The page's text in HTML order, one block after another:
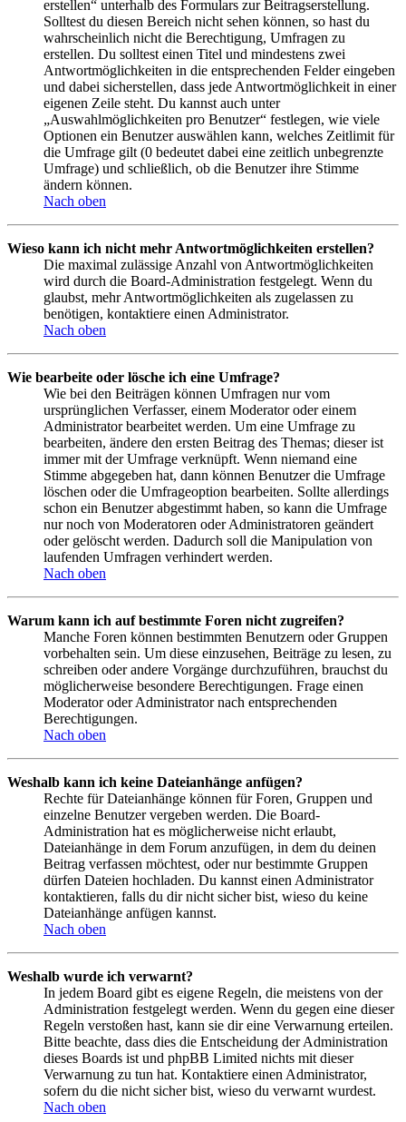
erstellen“ unterhalb des Formulars zur Beitragserstellung.
Solltest du diesen Bereich nicht sehen können, so hast du
wahrscheinlich nicht die Berechtigung, Umfragen zu
erstellen. Du solltest einen Titel und mindestens zwei
Antwortmöglichkeiten in die entsprechenden Felder eingeben
und dabei sicherstellen, dass jede Antwortmöglichkeit in einer
eigenen Zeile steht. Du kannst auch unter
„Auswahlmöglichkeiten pro Benutzer“ festlegen, wie viele
Optionen ein Benutzer auswählen kann, welches Zeitlimit für
die Umfrage gilt (0 bedeutet dabei eine zeitlich unbegrenzte
Umfrage) und schließlich, ob die Benutzer ihre Stimme
ändern können.
Nach oben
Wieso kann ich nicht mehr Antwortmöglichkeiten erstellen?
Die maximal zulässige Anzahl von Antwortmöglichkeiten
wird durch die Board-Administration festgelegt. Wenn du
glaubst, mehr Antwortmöglichkeiten als zugelassen zu
benötigen, kontaktiere einen Administrator.
Nach oben
Wie bearbeite oder lösche ich eine Umfrage?
Wie bei den Beiträgen können Umfragen nur vom
ursprünglichen Verfasser, einem Moderator oder einem
Administrator bearbeitet werden. Um eine Umfrage zu
bearbeiten, ändere den ersten Beitrag des Themas; dieser ist
immer mit der Umfrage verknüpft. Wenn niemand eine
Stimme abgegeben hat, dann können Benutzer die Umfrage
löschen oder die Umfrageoption bearbeiten. Sollte allerdings
schon ein Benutzer abgestimmt haben, so kann die Umfrage
nur noch von Moderatoren oder Administratoren geändert
oder gelöscht werden. Dadurch soll die Manipulation von
laufenden Umfragen verhindert werden.
Nach oben
Warum kann ich auf bestimmte Foren nicht zugreifen?
Manche Foren können bestimmten Benutzern oder Gruppen
vorbehalten sein. Um diese einzusehen, Beiträge zu lesen, zu
schreiben oder andere Vorgänge durchzuführen, brauchst du
möglicherweise besondere Berechtigungen. Frage einen
Moderator oder Administrator nach entsprechenden
Berechtigungen.
Nach oben
Weshalb kann ich keine Dateianhänge anfügen?
Rechte für Dateianhänge können für Foren, Gruppen und
einzelne Benutzer vergeben werden. Die Board-
Administration hat es möglicherweise nicht erlaubt,
Dateianhänge in dem Forum anzufügen, in dem du deinen
Beitrag verfassen möchtest, oder nur bestimmte Gruppen
dürfen Dateien hochladen. Du kannst einen Administrator
kontaktieren, falls du dir nicht sicher bist, wieso du keine
Dateianhänge anfügen kannst.
Nach oben
Weshalb wurde ich verwarnt?
In jedem Board gibt es eigene Regeln, die meistens von der
Administration festgelegt werden. Wenn du gegen eine dieser
Regeln verstoßen hast, kann sie dir eine Verwarnung erteilen.
Bitte beachte, dass dies die Entscheidung der Administration
dieses Boards ist und phpBB Limited nichts mit dieser
Verwarnung zu tun hat. Kontaktiere einen Administrator,
sofern du die nicht sicher bist, wieso du verwarnt wurdest.
Nach oben